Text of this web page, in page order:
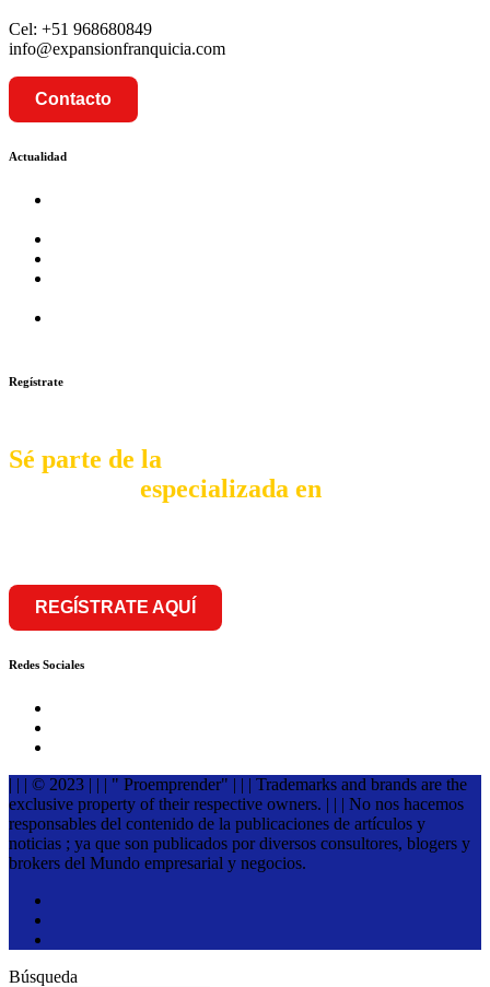
Cel: +51 968680849
info@expansionfranquicia.com
Contacto
Actualidad
Regístrate
Sé parte de la
especializada en
REGÍSTRATE AQUÍ
Redes Sociales
| | | © 2023 | | | " Proemprender" | | | Trademarks and brands are the
exclusive property of their respective owners. | | | No nos hacemos
responsables del contenido de la publicaciones de artículos y
noticias ; ya que son publicados por diversos consultores, blogers y
brokers del Mundo empresarial y negocios.
Búsqueda